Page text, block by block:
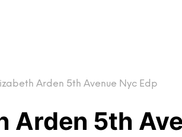
Arden 5th Avenue Nyc Edp
Arden 5th